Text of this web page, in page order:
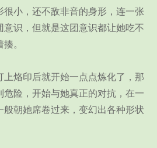
小，还不敌非音的身形，连一张
意识，但就是这团意识都让她吃不
。
烙印后就开始一点点炼化了，那
险，开始与她真正的对抗，在一
般朝她席卷过来，变幻出各种形状